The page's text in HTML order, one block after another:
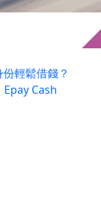
輕鬆借錢？
Cash